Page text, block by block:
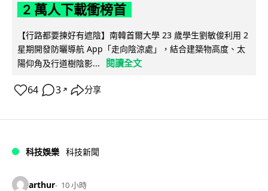
2 萬人下載衝榜首
【行路都要揀好有遮陰】南韓首爾大學 23 歲學生劉敏俊利用 2
星期開發防曬導航 App「走向陰涼處」，結合建築物高度、太
陽仰角及行道樹陰影...
閱讀全文
64 3 ↗ 分享
科技娛樂 科技新聞
arthur 10 小時